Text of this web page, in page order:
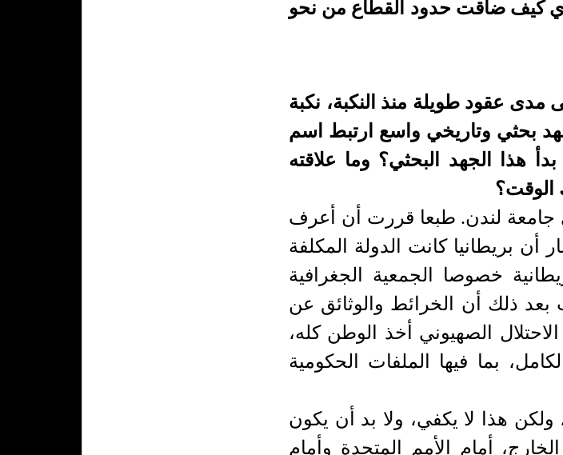
كيف ضاقت حدود القطاع من نحو
عقود طويلة منذ النكبة، نكبة
بحثي وتاريخي واسع ارتبط اسم
الجهد البحثي؟ وما علاقته
الوقت؟
جامعة لندن. طبعا قررت أن أعرف
بريطانيا كانت الدولة المكلفة
خصوصا الجمعية الجغرافية
بعد ذلك أن الخرائط والوثائق عن
الصهيوني أخذ الوطن كله،
بما فيها الملفات الحكومية
ولكن هذا لا يكفي، ولا بد أن يكون
أمام الأمم المتحدة وأمام